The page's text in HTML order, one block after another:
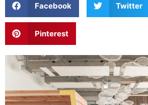
Facebook Twitter
Pinterest